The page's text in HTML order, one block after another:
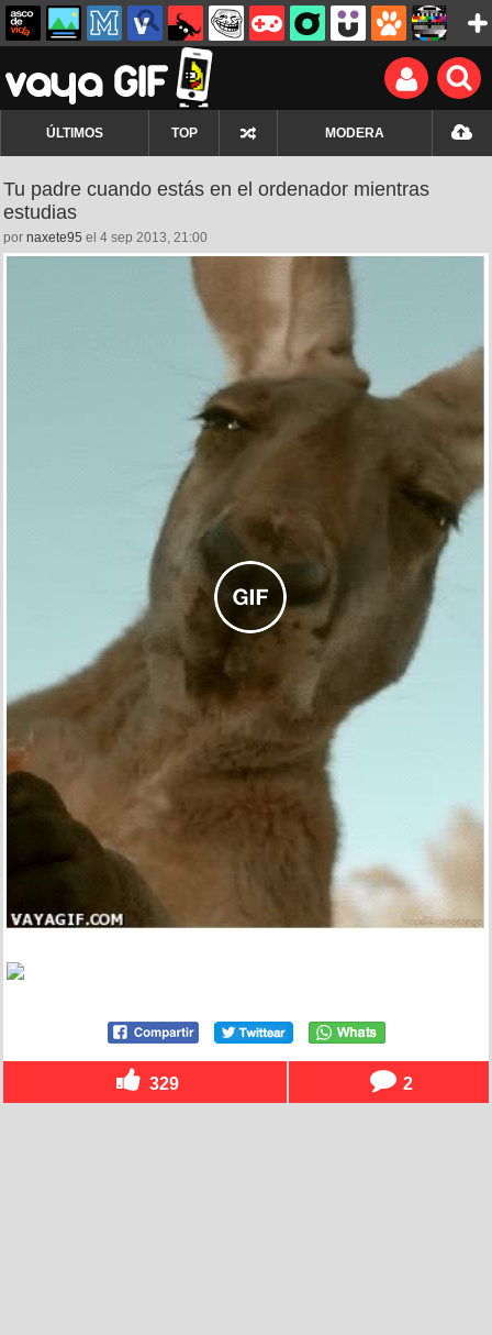
ÚLTIMOS TOP MODERA
Tu padre cuando estás en el ordenador mientras
estudias
por naxete95 el 4 sep 2013, 21:00
329 2